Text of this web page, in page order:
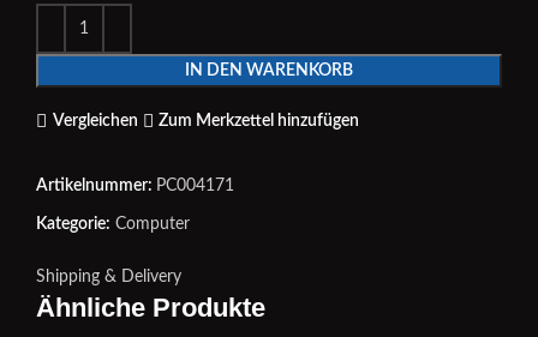
IN DEN WARENKORB
Vergleichen Zum Merkzettel hinzufügen
Artikelnummer: PC004171
Kategorie: Computer
Shipping & Delivery
Ähnliche Produkte